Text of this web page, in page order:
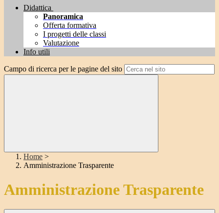
Didattica
Panoramica
Offerta formativa
I progetti delle classi
Valutazione
Info utili
Campo di ricerca per le pagine del sito
Home >
Amministrazione Trasparente
Amministrazione Trasparente